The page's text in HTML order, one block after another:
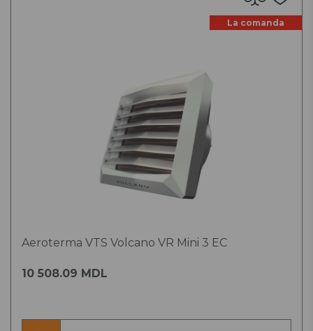
La comanda
Aeroterma VTS Volcano VR Mini 3 EC
10 508.09 MDL